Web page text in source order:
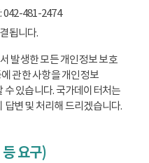
042-481-2474
됩니다.
발생한 모든 개인정보 보호
관한 사항을 개인정보
있습니다. 국가데이터처는
변 및 처리해 드리겠습니다.
요구)